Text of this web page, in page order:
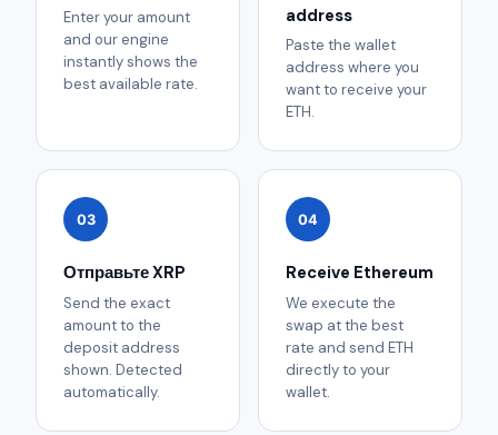
Enter your amount
and our engine
instantly shows the
best available rate.
address
Paste the wallet
address where you
want to receive your
ETH.
03
Отправьте XRP
Send the exact
amount to the
deposit address
shown. Detected
automatically.
04
Receive Ethereum
We execute the
swap at the best
rate and send ETH
directly to your
wallet.